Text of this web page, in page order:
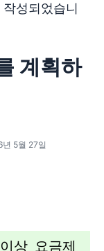
어를 번역한 것
성되었습니
계획하
5월 27일
상 요금제